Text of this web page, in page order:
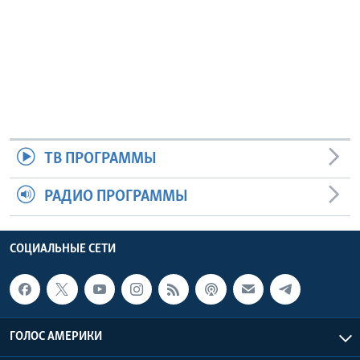
ТВ ПРОГРАММЫ
РАДИО ПРОГРАММЫ
СОЦИАЛЬНЫЕ СЕТИ
ГОЛОС АМЕРИКИ